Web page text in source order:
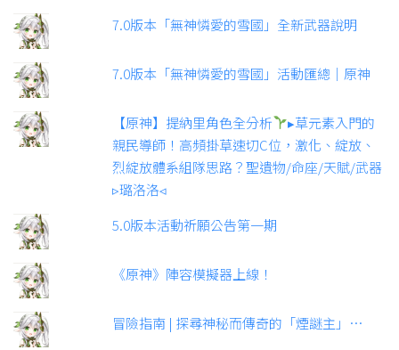
7.0版本「無神憐愛的雪國」全新武器說明
7.0版本「無神憐愛的雪國」活動匯總｜原神
【原神】提納里角色全分析
▸草元素入門的
親民導師！高頻掛草速切C位，激化、綻放、
烈綻放體系組隊思路？聖遺物/命座/天賦/武器
▹璐洛洛◃
5.0版本活動祈願公告第一期
《原神》陣容模擬器上線！
冒險指南 | 探尋神秘而傳奇的「煙謎主」…